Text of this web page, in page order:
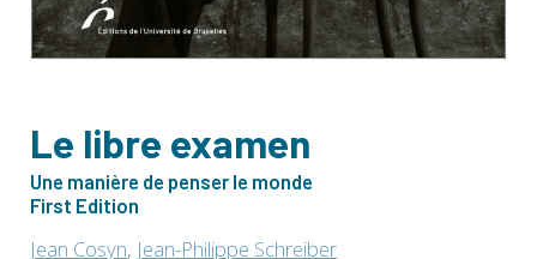
Le libre examen
Une manière de penser le monde
First Edition
Jean Cosyn, Jean-Philippe Schreiber